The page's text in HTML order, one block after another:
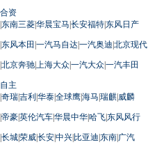
合资
|东南三菱|华晨宝马|长安福特|东风日产
|东风本田 |一汽马自达|一汽奥迪|北京现代
|北京奔驰| 上海大众|一汽大众|一汽丰田
自主
|奇瑞|吉利|华泰|全球鹰|海马|瑞麒|威麟
|帝豪|英伦汽车|华晨中华|哈飞|东风风行
|长城|荣威|长安|中兴|比亚迪|东南|广汽